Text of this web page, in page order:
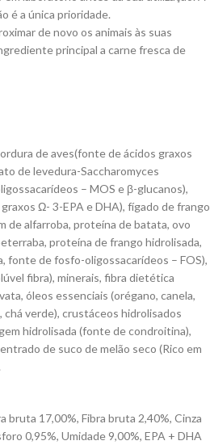
é a única prioridade.
de novo os animais às suas
principal a carne fresca de
de aves(fonte de ácidos graxos
de levedura-Saccharomyces
– MOS e β-glucanos),
Ω- 3-EPA e DHA), fígado de frango
de alfarroba, proteína de batata, ovo
proteína de frango hidrolisada,
fonte de fosfo-oligossacarídeos – FOS),
fibra), minerais, fibra dietética
óleos essenciais (orégano, canela,
verde), crustáceos hidrolisados
hidrolisada (fonte de condroitina),
de suco de melão seco (Rico em
bruta 17,00%, Fibra bruta 2,40%, Cinza
0,95%, Umidade 9,00%, EPA + DHA